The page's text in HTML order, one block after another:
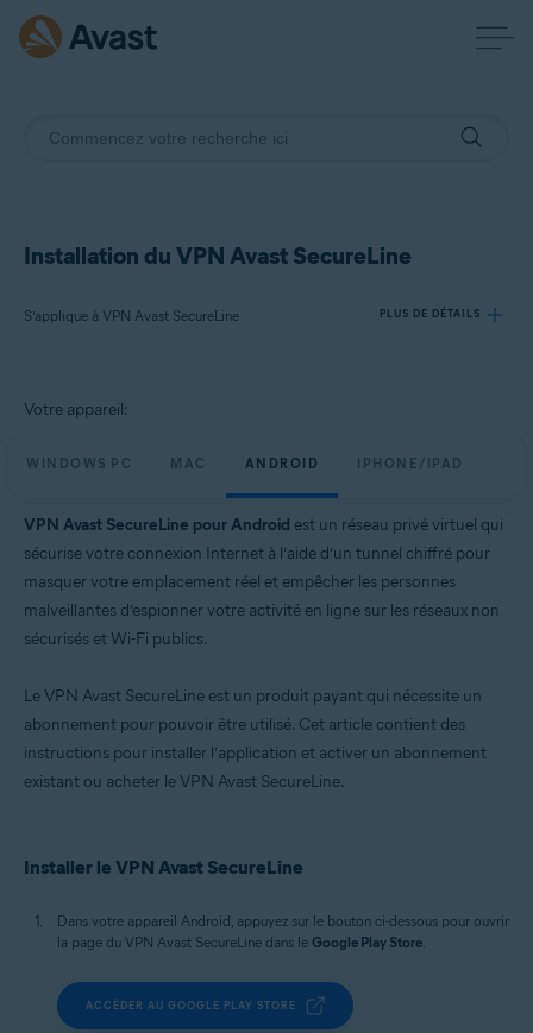
Installation du VPN Avast SecureLine
S’applique à VPN Avast SecureLine PLUS DE DÉTAILS
Produits:
Windows, macOS, Android, iOS
Votre appareil:
WINDOWS PC MAC ANDROID IPHONE/IPAD
VPN Avast SecureLine pour Android est un réseau privé virtuel qui
sécurise votre connexion Internet à l’aide d’un tunnel chiffré pour
masquer votre emplacement réel et empêcher les personnes
malveillantes d’espionner votre activité en ligne sur les réseaux non
sécurisés et Wi-Fi publics.
Le VPN Avast SecureLine est un produit payant qui nécessite un
abonnement pour pouvoir être utilisé. Cet article contient des
instructions pour installer l’application et activer un abonnement
existant ou acheter le VPN Avast SecureLine.
Installer le VPN Avast SecureLine
Dans votre appareil Android, appuyez sur le bouton ci-dessous pour ouvrir
la page du VPN Avast SecureLine dans le Google Play Store.
ACCÉDER AU GOOGLE PLAY STORE